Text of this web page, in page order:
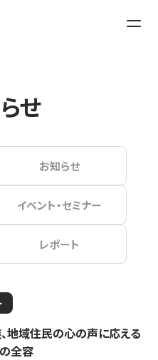
せ
お知らせ
イベント・セミナー
レポート
地域住民の心の声に応える
全容